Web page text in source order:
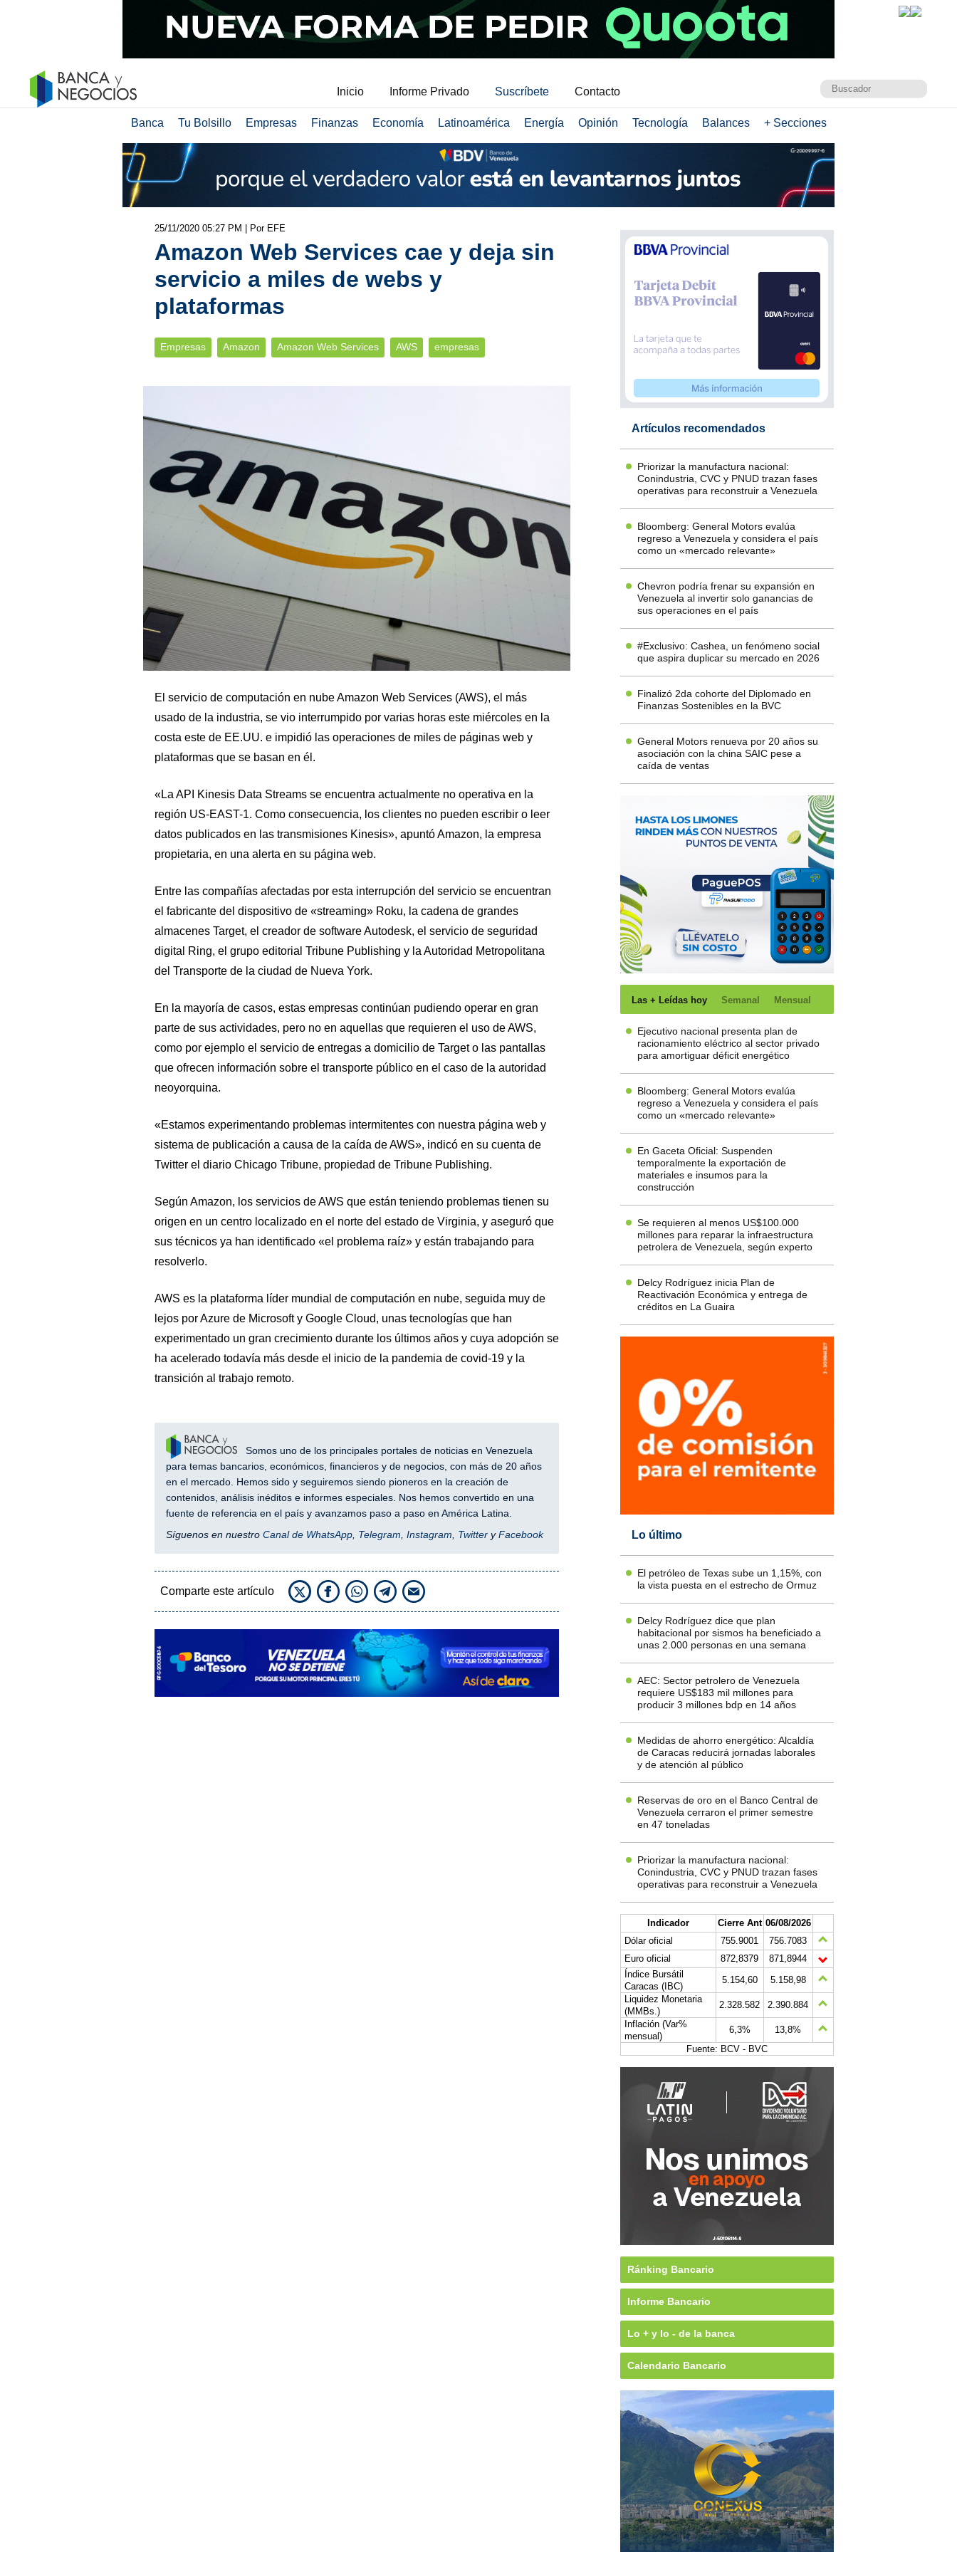
Inicio Informe Privado Suscríbete Contacto
Banca Tu Bolsillo Empresas Finanzas Economía Latinoamérica Energía Opinión Tecnología Balances + Secciones
25/11/2020 05:27 PM | Por EFE
Amazon Web Services cae y deja sin
servicio a miles de webs y
plataformas
Empresas Amazon Amazon Web Services AWS empresas
El servicio de computación en nube Amazon Web Services (AWS), el más
usado de la industria, se vio interrumpido por varias horas este miércoles en la
costa este de EE.UU. e impidió las operaciones de miles de páginas web y
plataformas que se basan en él.
«La API Kinesis Data Streams se encuentra actualmente no operativa en la
región US-EAST-1. Como consecuencia, los clientes no pueden escribir o leer
datos publicados en las transmisiones Kinesis», apuntó Amazon, la empresa
propietaria, en una alerta en su página web.
Entre las compañías afectadas por esta interrupción del servicio se encuentran
el fabricante del dispositivo de «streaming» Roku, la cadena de grandes
almacenes Target, el creador de software Autodesk, el servicio de seguridad
digital Ring, el grupo editorial Tribune Publishing y la Autoridad Metropolitana
del Transporte de la ciudad de Nueva York.
En la mayoría de casos, estas empresas continúan pudiendo operar en gran
parte de sus actividades, pero no en aquellas que requieren el uso de AWS,
como por ejemplo el servicio de entregas a domicilio de Target o las pantallas
que ofrecen información sobre el transporte público en el caso de la autoridad
neoyorquina.
«Estamos experimentando problemas intermitentes con nuestra página web y
sistema de publicación a causa de la caída de AWS», indicó en su cuenta de
Twitter el diario Chicago Tribune, propiedad de Tribune Publishing.
Según Amazon, los servicios de AWS que están teniendo problemas tienen su
origen en un centro localizado en el norte del estado de Virginia, y aseguró que
sus técnicos ya han identificado «el problema raíz» y están trabajando para
resolverlo.
AWS es la plataforma líder mundial de computación en nube, seguida muy de
lejos por Azure de Microsoft y Google Cloud, unas tecnologías que han
experimentado un gran crecimiento durante los últimos años y cuya adopción se
ha acelerado todavía más desde el inicio de la pandemia de covid-19 y la
transición al trabajo remoto.
Somos uno de los principales portales de noticias en Venezuela
para temas bancarios, económicos, financieros y de negocios, con más de 20 años
en el mercado. Hemos sido y seguiremos siendo pioneros en la creación de
contenidos, análisis inéditos e informes especiales. Nos hemos convertido en una
fuente de referencia en el país y avanzamos paso a paso en América Latina.
Síguenos en nuestro Canal de WhatsApp, Telegram, Instagram, TwitteryFacebook
Comparte este artículo
Artículos recomendados
Priorizar la manufactura nacional:
Conindustria, CVC y PNUD trazan fases
operativas para reconstruir a Venezuela
Bloomberg: General Motors evalúa
regreso a Venezuela y considera el país
como un «mercado relevante»
Chevron podría frenar su expansión en
Venezuela al invertir solo ganancias de
sus operaciones en el país
#Exclusivo: Cashea, un fenómeno social
que aspira duplicar su mercado en 2026
Finalizó 2da cohorte del Diplomado en
Finanzas Sostenibles en la BVC
General Motors renueva por 20 años su
asociación con la china SAIC pese a
caída de ventas
Las + Leídas hoy Semanal Mensual
Ejecutivo nacional presenta plan de
racionamiento eléctrico al sector privado
para amortiguar déficit energético
Bloomberg: General Motors evalúa
regreso a Venezuela y considera el país
como un «mercado relevante»
En Gaceta Oficial: Suspenden
temporalmente la exportación de
materiales e insumos para la
construcción
Se requieren al menos US$100.000
millones para reparar la infraestructura
petrolera de Venezuela, según experto
Delcy Rodríguez inicia Plan de
Reactivación Económica y entrega de
créditos en La Guaira
Lo último
El petróleo de Texas sube un 1,15%, con
la vista puesta en el estrecho de Ormuz
Delcy Rodríguez dice que plan
habitacional por sismos ha beneficiado a
unas 2.000 personas en una semana
AEC: Sector petrolero de Venezuela
requiere US$183 mil millones para
producir 3 millones bdp en 14 años
Medidas de ahorro energético: Alcaldía
de Caracas reducirá jornadas laborales
y de atención al público
Reservas de oro en el Banco Central de
Venezuela cerraron el primer semestre
en 47 toneladas
Priorizar la manufactura nacional:
Conindustria, CVC y PNUD trazan fases
operativas para reconstruir a Venezuela
Indicador Cierre Ant 06/08/2026
Dólar oficial
755.9001
756.7083
Euro oficial
872,8379
871,8944
Índice Bursátil
Caracas (IBC)
5.154,60
5.158,98
Liquidez Monetaria
(MMBs.)
2.328.582
2.390.884
Inflación (Var%
mensual)
6,3%
13,8%
Fuente: BCV - BVC
Ránking Bancario
Informe Bancario
Lo + y lo - de la banca
Calendario Bancario